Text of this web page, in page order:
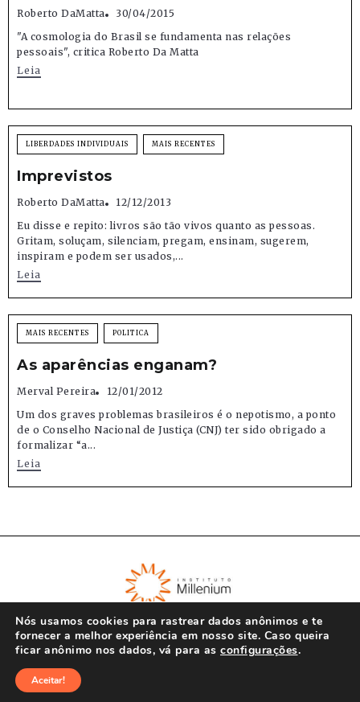
Roberto DaMatta
30/04/2015
"A cosmologia do Brasil se fundamenta nas relações
pessoais", critica Roberto Da Matta
Leia
LIBERDADES INDIVIDUAIS MAIS RECENTES
Imprevistos
Roberto DaMatta
12/12/2013
Eu disse e repito: livros são tão vivos quanto as pessoas.
Gritam, soluçam, silenciam, pregam, ensinam, sugerem,
inspiram e podem ser usados,...
Leia
MAIS RECENTES POLITICA
As aparências enganam?
Merval Pereira
12/01/2012
Um dos graves problemas brasileiros é o nepotismo, a ponto
de o Conselho Nacional de Justiça (CNJ) ter sido obrigado a
formalizar “a...
Leia
Nós usamos cookies para rastrear dados anônimos e te
fornecer a melhor experiência em nosso site. Caso queira
ficar anônimo nos dados, vá para as configurações.
Aceitar!